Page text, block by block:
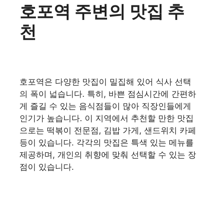
호포역 주변의 맛집 추
천
호포역은 다양한 맛집이 밀집해 있어 식사 선택
의 폭이 넓습니다. 특히, 바쁜 점심시간에 간편하
게 즐길 수 있는 음식점들이 많아 직장인들에게
인기가 높습니다. 이 지역에서 추천할 만한 맛집
으로는 떡볶이 전문점, 김밥 가게, 샌드위치 카페
등이 있습니다. 각각의 맛집은 특색 있는 메뉴를
제공하며, 개인의 취향에 맞춰 선택할 수 있는 장
점이 있습니다.